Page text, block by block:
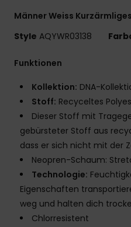
Männer Weiss
Style AQYWR03138
Funktionen
Kollektion: DNA-
Stoff: Recyceltes
Dieser Stoff mit
gebürsteter Stoff aus
dass er sich nicht mit der
Neopren-Schaum:
Technologie:
Eigenschaften
weg und halten dich
Chlorresistent